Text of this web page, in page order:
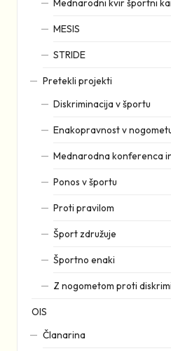
Mednarodni kvir športni
MESIS
STRIDE
Pretekli projekti
Diskriminacija v športu
Enakopravnost v
Mednarodna konferenca
Ponos v športu
Proti pravilom
Šport združuje
Športno enaki
Z nogometom proti
OIS
Članarina